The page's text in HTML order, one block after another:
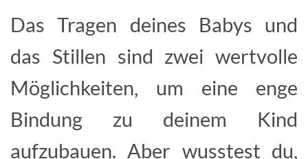
Das Tragen deines Babys und
das Stillen sind zwei wertvolle
Möglichkeiten, um eine enge
Bindung zu deinem Kind
aufzubauen. Aber wusstest du,